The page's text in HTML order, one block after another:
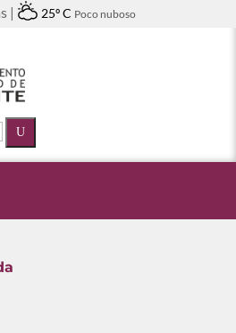
| 25º C Poco nuboso
U